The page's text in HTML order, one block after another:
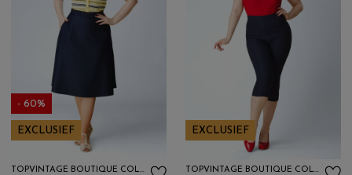
- 60%
EXCLUSIEF
TOPVINTAGE BOUTIQUE COLLECTION
EXCLUSIEF
TOPVINTAGE BOUTIQUE COLLECTION